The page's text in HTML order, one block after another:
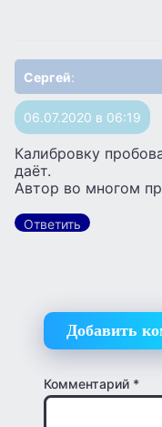
Сергей:
06.07.2020 в 06:19
Калибровку
даёт.
Автор во многом
Ответить
Добавить
Комментарий *